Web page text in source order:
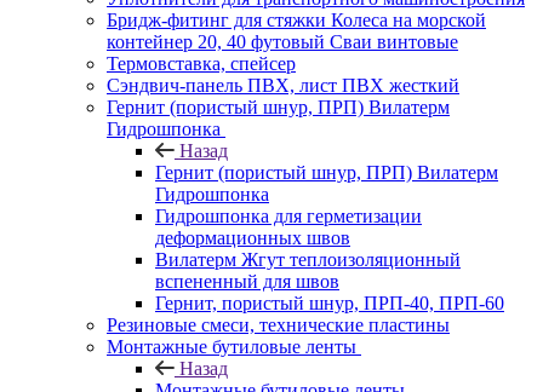
Бридж-фитинг для стяжки Колеса на морской
контейнер 20, 40 футовый Сваи винтовые
Термовставка, спейсер
Сэндвич-панель ПВХ, лист ПВХ жесткий
Гернит (пористый шнур, ПРП) Вилатерм
Гидрошпонка
Назад
Гернит (пористый шнур, ПРП) Вилатерм
Гидрошпонка
Гидрошпонка для герметизации
деформационных швов
Вилатерм Жгут теплоизоляционный
вспененный для швов
Гернит, пористый шнур, ПРП-40, ПРП-60
Резиновые смеси, технические пластины
Монтажные бутиловые ленты
Назад